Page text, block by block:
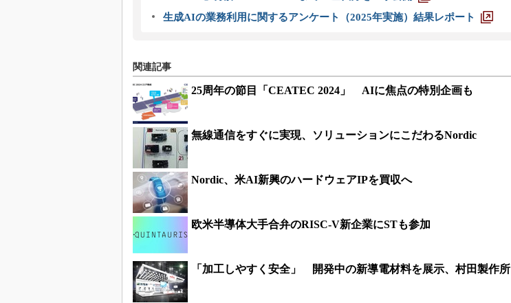
生成AIの業務利用に関するアンケート（2025年実施）結果レポート
関連記事
25周年の節目「CEATEC 2024」 AIに焦点の特別企画も
無線通信をすぐに実現、ソリューションにこだわるNordic
Nordic、米AI新興のハードウェアIPを買収へ
欧米半導体大手合弁のRISC-V新企業にSTも参加
「加工しやすく安全」 開発中の新導電材料を展示、村田製作所